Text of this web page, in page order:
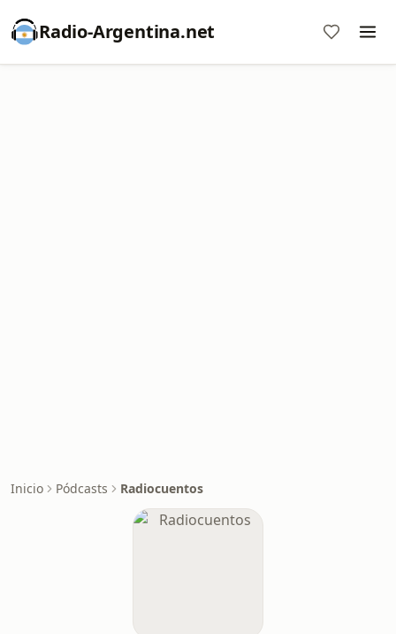
Radio-Argentina.net
Inicio Pódcasts Radiocuentos